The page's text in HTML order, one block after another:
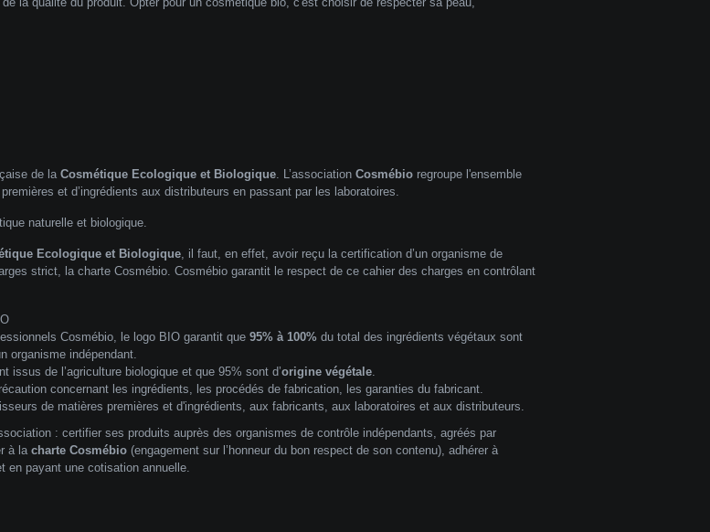
de la Cosmétique Ecologique et Biologique. L’association Cosmébio regroupe l'ensemble
et d’ingrédients aux distributeurs en passant par les laboratoires.
naturelle et biologique.
Ecologique et Biologique, il faut, en effet, avoir reçu la certification d’un organisme de
strict, la charte Cosmébio. Cosmébio garantit le respect de ce cahier des charges en contrôlant
Cosmébio, le logo BIO garantit que 95% à 100% du total des ingrédients végétaux sont
organisme indépendant.
issus de l’agriculture biologique et que 95% sont d’origine végétale.
concernant les ingrédients, les procédés de fabrication, les garanties du fabricant.
de matières premières et d'ingrédients, aux fabricants, aux laboratoires et aux distributeurs.
: certifier ses produits auprès des organismes de contrôle indépendants, agréés par
à la charte Cosmébio (engagement sur l’honneur du bon respect de son contenu), adhérer à
en payant une cotisation annuelle.